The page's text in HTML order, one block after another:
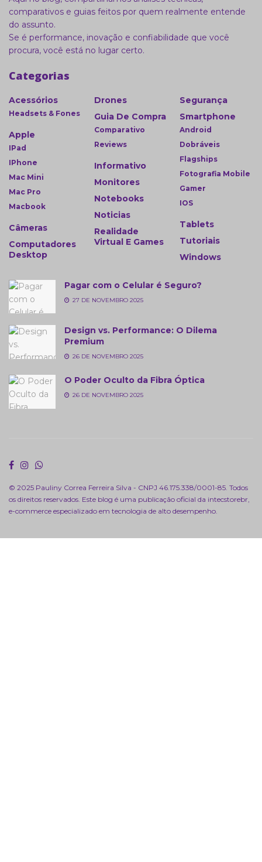
comparativos e guias feitos por quem realmente entende
do assunto.
Se é performance, inovação e confiabilidade que você
procura, você está no lugar certo.
Categorias
Acessórios
Headsets & Fones
Apple
IPad
IPhone
Mac Mini
Mac Pro
Macbook
Câmeras
Computadores
Desktop
Drones
Guia De Compra
Comparativo
Reviews
Informativo
Monitores
Notebooks
Noticias
Realidade
Virtual E Games
Segurança
Smartphone
Android
Dobráveis
Flagships
Fotografia Mobile
Gamer
IOS
Tablets
Tutoriais
Windows
Pagar com o Celular é Seguro?
27 DE NOVEMBRO 2025
Design vs. Performance: O Dilema
Premium
26 DE NOVEMBRO 2025
O Poder Oculto da Fibra Óptica
26 DE NOVEMBRO 2025
© 2025 Pauliny Correa Ferreira Silva - CNPJ 46.175.338/0001-85. Todos
os direitos reservados. Este blog é uma publicação oficial da intecstorebr,
e-commerce especializado em tecnologia de alto desempenho.